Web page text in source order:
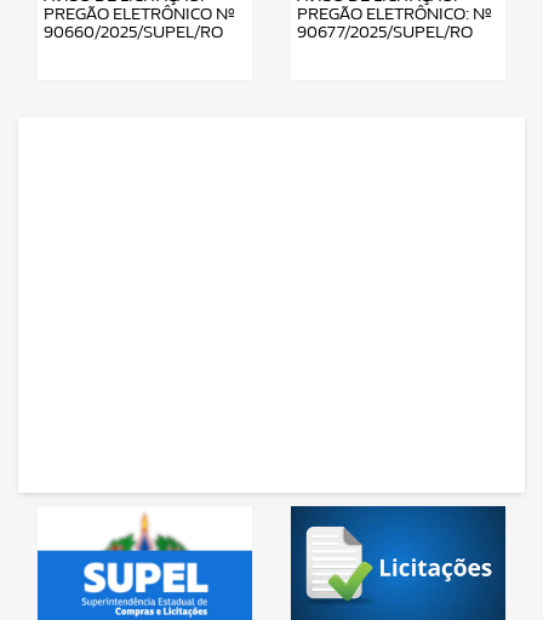
PREGÃO ELETRÔNICO Nº
90660/2025/SUPEL/RO
PREGÃO ELETRÔNICO: Nº
90677/2025/SUPEL/RO